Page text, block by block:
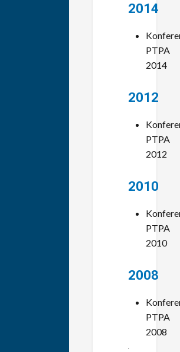
2014
PTPA
2014
2012
PTPA
2012
2010
PTPA
2010
2008
PTPA
2008